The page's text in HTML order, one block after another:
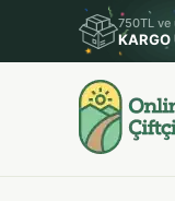
750TL ve
KARGO